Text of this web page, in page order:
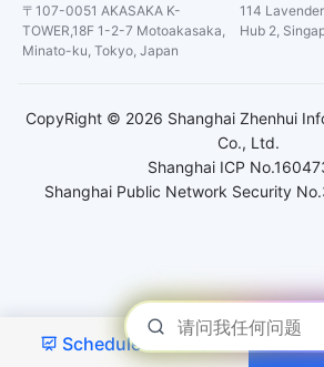
〒107-0051 AKASAKA K-
TOWER,18F 1-2-7 Motoakasaka,
Minato-ku, Tokyo, Japan
114
Hub 2,
Shanghai ICP
Shanghai Public Network Security
CopyRight © 2026 Shanghai Zhenhui
Co., Ltd.
Schedule a Demo